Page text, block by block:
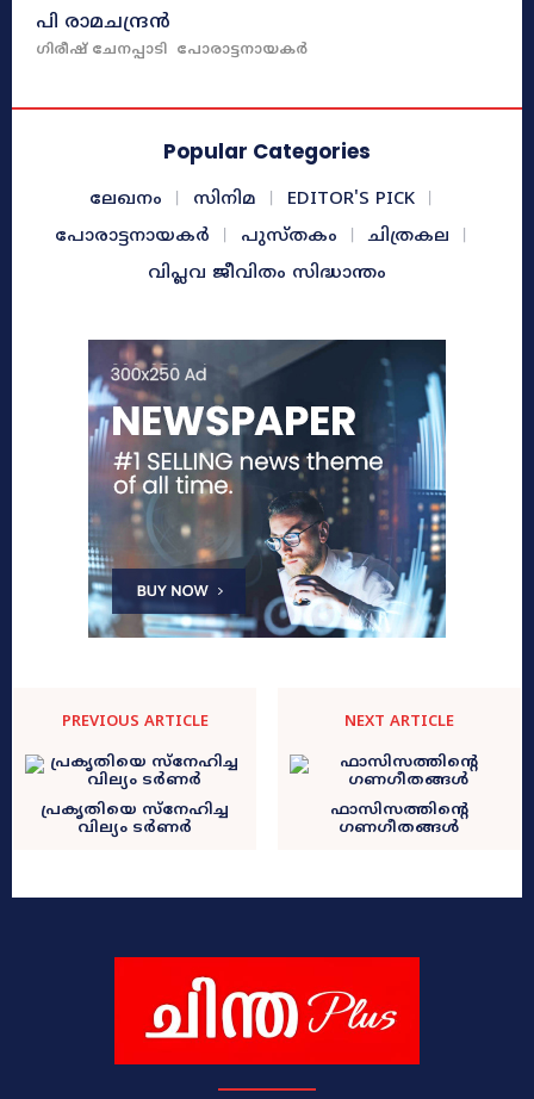
പി രാമചന്ദ്രൻ
ഗിരീഷ്‌ ചേനപ്പാടി പോരാട്ടനായകർ
Popular Categories
ലേഖനം സിനിമ
EDITOR'S PICK
പോരാട്ടനായകർ
പുസ്തകം
ചിത്രകല
വിപ്ലവ ജീവിതം സിദ്ധാന്തം
PREVIOUS ARTICLE
പ്രകൃതിയെ സ്‌നേഹിച്ച
വില്യം ടർണർ
NEXT ARTICLE
ഫാസിസത്തിന്റെ
ഗണഗീതങ്ങൾ